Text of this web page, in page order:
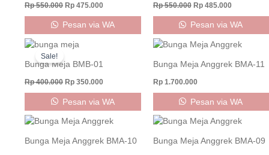
Rp550.000 Rp 475.000
Pesan via WA
Rp550.000 Rp485.000
Pesan via WA
Sale!
Bunga Meja BMB-01
Rp400.000
Original
was:
Rp 400.000.
Rp 350.000
Pesan via WA
Bunga Meja Anggrek BMA-11
Rp1.700.000
Pesan via WA
Bunga Meja Anggrek BMA-10 Bunga Meja Anggrek BMA-09